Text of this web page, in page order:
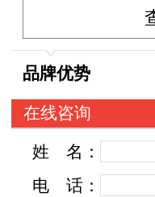
时尚宠儿，将优雅
妙结合，让每一步
了品牌的时尚理念
既可夸张前卫，又
用和简约休闲的款
品牌优势
在线咨询
姓
名：
电
话：